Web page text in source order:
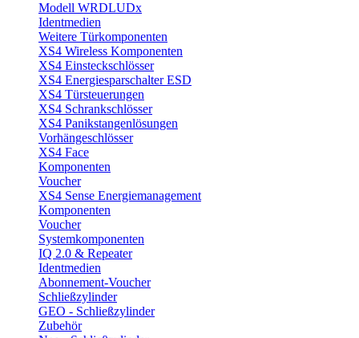
Modell WRDLUDx
Identmedien
Weitere Türkomponenten
XS4 Wireless Komponenten
XS4 Einsteckschlösser
XS4 Energiesparschalter ESD
XS4 Türsteuerungen
XS4 Schrankschlösser
XS4 Panikstangenlösungen
Vorhängeschlösser
XS4 Face
Komponenten
Voucher
XS4 Sense Energiemanagement
Komponenten
Voucher
Systemkomponenten
IQ 2.0 & Repeater
Identmedien
Abonnement-Voucher
Schließzylinder
GEO - Schließzylinder
Zubehör